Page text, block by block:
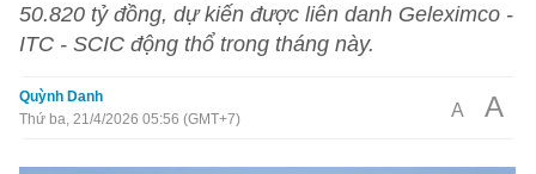
50.820 tỷ đồng, dự kiến được liên danh Geleximco -
ITC - SCIC động thổ trong tháng này.
Quỳnh Danh
Thứ ba, 21/4/2026 05:56 (GMT+7)
A A